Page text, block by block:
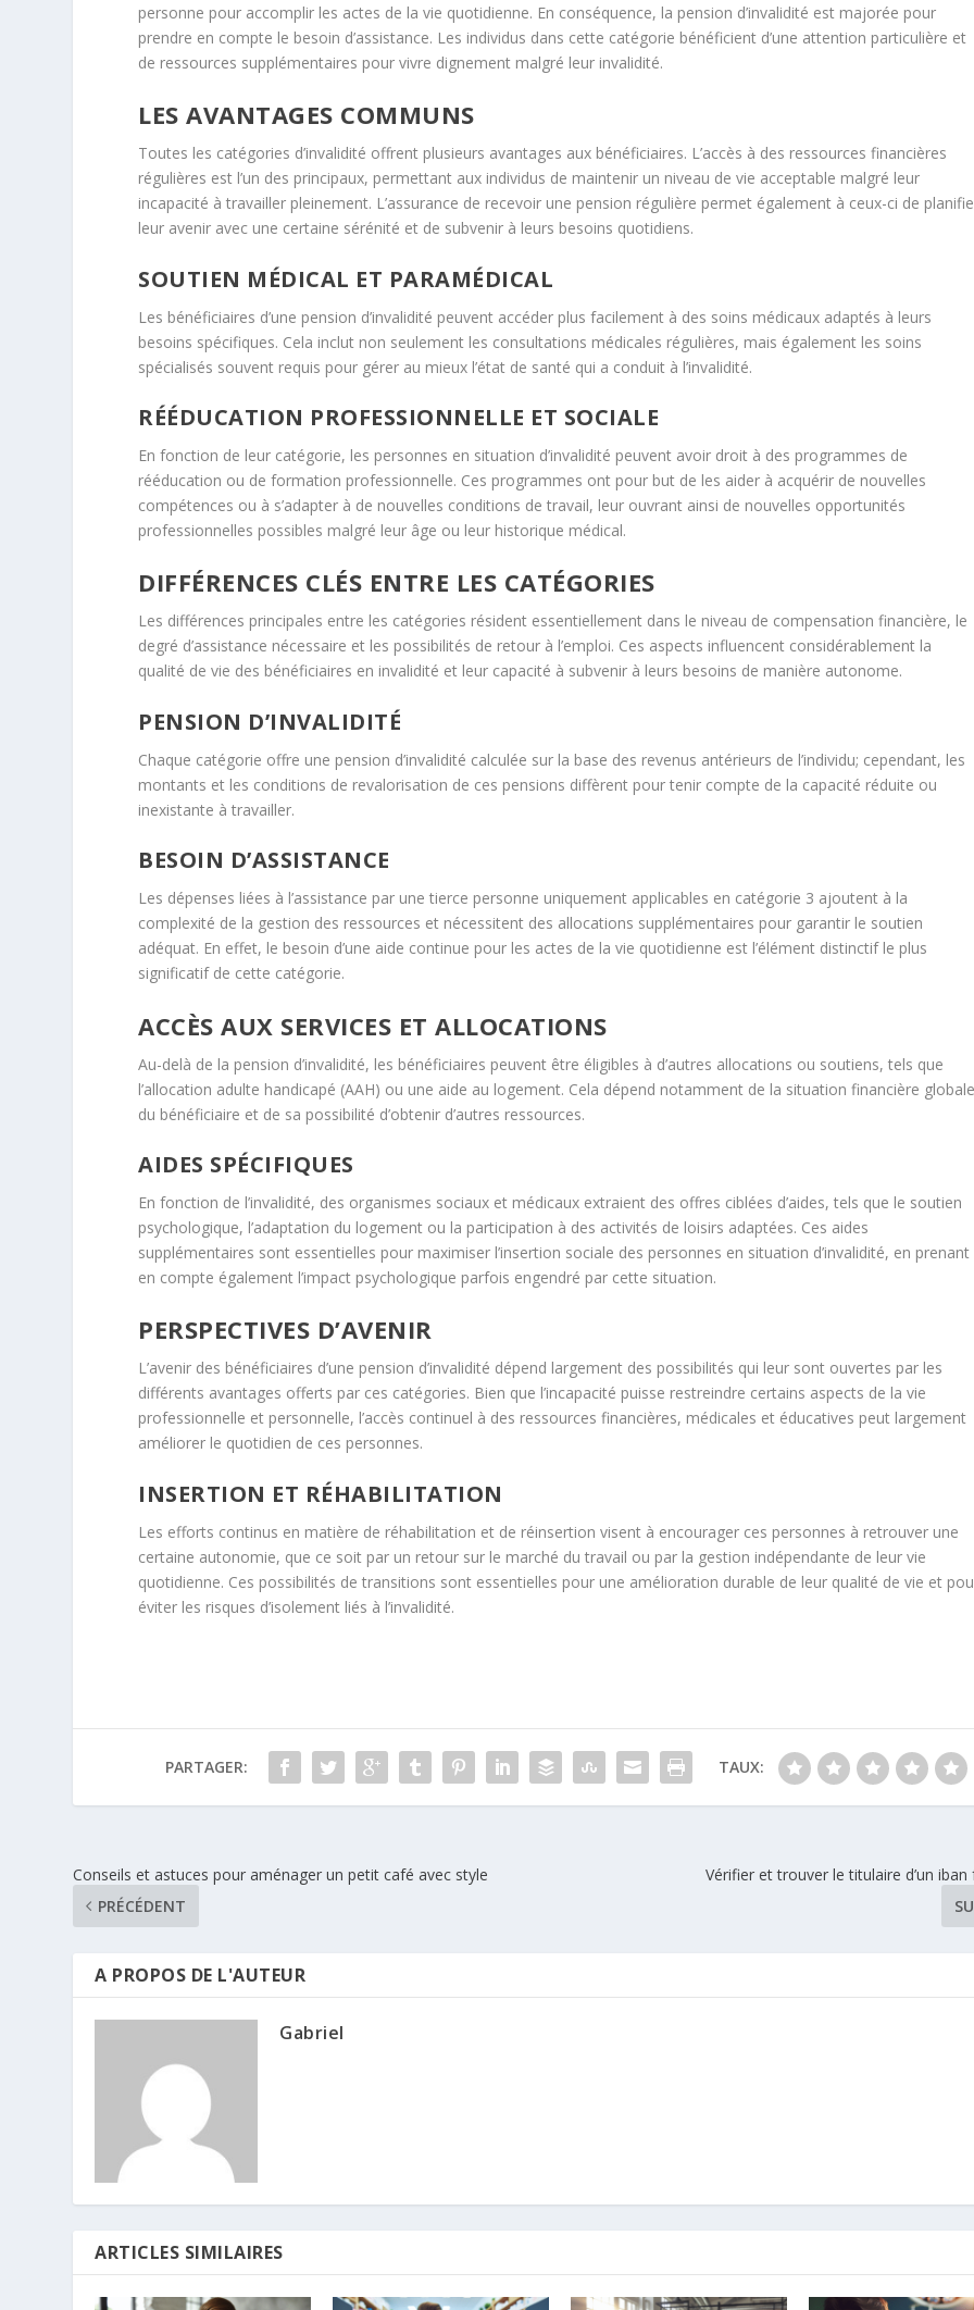
personne pour accomplir les actes de la vie quotidienne. En conséquence, la pension d’invalidité est majorée pour
prendre en compte le besoin d’assistance. Les individus dans cette catégorie bénéficient d’une attention particulière et
de ressources supplémentaires pour vivre dignement malgré leur invalidité.
LES AVANTAGES COMMUNS
Toutes les catégories d’invalidité offrent plusieurs avantages aux bénéficiaires. L’accès à des ressources financières
régulières est l’un des principaux, permettant aux individus de maintenir un niveau de vie acceptable malgré leur
incapacité à travailler pleinement. L’assurance de recevoir une pension régulière permet également à ceux-ci de
leur avenir avec une certaine sérénité et de subvenir à leurs besoins quotidiens.
SOUTIEN MÉDICAL ET PARAMÉDICAL
Les bénéficiaires d’une pension d’invalidité peuvent accéder plus facilement à des soins médicaux adaptés à leurs
besoins spécifiques. Cela inclut non seulement les consultations médicales régulières, mais également les soins
spécialisés souvent requis pour gérer au mieux l’état de santé qui a conduit à l’invalidité.
RÉÉDUCATION PROFESSIONNELLE ET SOCIALE
En fonction de leur catégorie, les personnes en situation d’invalidité peuvent avoir droit à des programmes de
rééducation ou de formation professionnelle. Ces programmes ont pour but de les aider à acquérir de nouvelles
compétences ou à s’adapter à de nouvelles conditions de travail, leur ouvrant ainsi de nouvelles opportunités
professionnelles possibles malgré leur âge ou leur historique médical.
DIFFÉRENCES CLÉS ENTRE LES CATÉGORIES
Les différences principales entre les catégories résident essentiellement dans le niveau de compensation financière, le
degré d’assistance nécessaire et les possibilités de retour à l’emploi. Ces aspects influencent considérablement la
qualité de vie des bénéficiaires en invalidité et leur capacité à subvenir à leurs besoins de manière autonome.
PENSION D’INVALIDITÉ
Chaque catégorie offre une pension d’invalidité calculée sur la base des revenus antérieurs de l’individu; cependant, les
montants et les conditions de revalorisation de ces pensions diffèrent pour tenir compte de la capacité réduite ou
inexistante à travailler.
BESOIN D’ASSISTANCE
Les dépenses liées à l’assistance par une tierce personne uniquement applicables en catégorie 3 ajoutent à la
complexité de la gestion des ressources et nécessitent des allocations supplémentaires pour garantir le soutien
adéquat. En effet, le besoin d’une aide continue pour les actes de la vie quotidienne est l’élément distinctif le plus
significatif de cette catégorie.
ACCÈS AUX SERVICES ET ALLOCATIONS
Au-delà de la pension d’invalidité, les bénéficiaires peuvent être éligibles à d’autres allocations ou soutiens, tels que
l’allocation adulte handicapé (AAH) ou une aide au logement. Cela dépend notamment de la situation financière
du bénéficiaire et de sa possibilité d’obtenir d’autres ressources.
AIDES SPÉCIFIQUES
En fonction de l’invalidité, des organismes sociaux et médicaux extraient des offres ciblées d’aides, tels que le soutien
psychologique, l’adaptation du logement ou la participation à des activités de loisirs adaptées. Ces aides
supplémentaires sont essentielles pour maximiser l’insertion sociale des personnes en situation d’invalidité, en prenant
en compte également l’impact psychologique parfois engendré par cette situation.
PERSPECTIVES D’AVENIR
L’avenir des bénéficiaires d’une pension d’invalidité dépend largement des possibilités qui leur sont ouvertes par les
différents avantages offerts par ces catégories. Bien que l’incapacité puisse restreindre certains aspects de la vie
professionnelle et personnelle, l’accès continuel à des ressources financières, médicales et éducatives peut largement
améliorer le quotidien de ces personnes.
INSERTION ET RÉHABILITATION
Les efforts continus en matière de réhabilitation et de réinsertion visent à encourager ces personnes à retrouver une
certaine autonomie, que ce soit par un retour sur le marché du travail ou par la gestion indépendante de leur vie
quotidienne. Ces possibilités de transitions sont essentielles pour une amélioration durable de leur qualité de vie et
éviter les risques d’isolement liés à l’invalidité.
PARTAGER: TAUX:
Conseils et astuces pour aménager un petit café avec style
PRÉCÉDENT
Vérifier et trouver le titulaire d’un
A PROPOS DE L'AUTEUR
Gabriel
ARTICLES SIMILAIRES